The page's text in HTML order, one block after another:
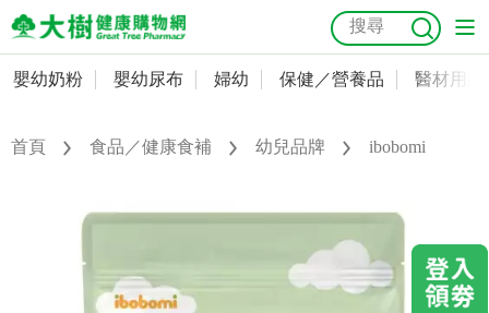
嬰幼奶粉
嬰幼尿布
保健／營養品
抗菌 尿布 大樹獨家 益生菌 魚油 幼兒米餅 貓砂
會員資料及密碼修改
常用收件人清單
嬰幼奶粉 嬰幼尿布 婦幼 保健／營養品 醫材用品
首頁 食品／健康食補 幼兒品牌 ibobomi